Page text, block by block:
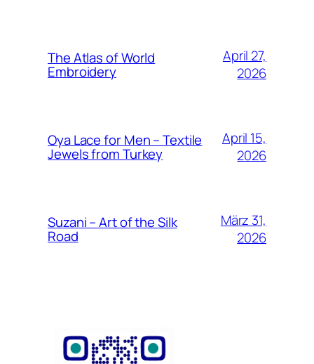
The Atlas of World
Embroidery
April 27,
2026
Oya Lace for Men – Textile
Jewels from Turkey
April 15,
2026
Suzani – Art of the Silk
Road
März 31,
2026